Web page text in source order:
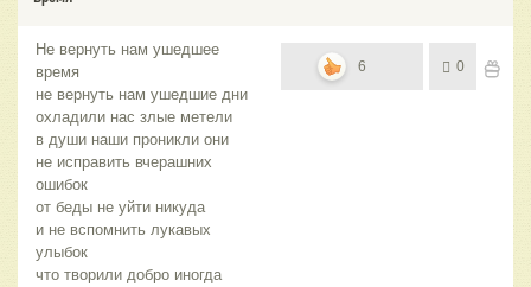
Не вернуть нам ушедшее
время
не вернуть нам ушедшие дни
охладили нас злые метели
в души наши проникли они
не исправить вчерашних
ошибок
от беды не уйти никуда
и не вспомнить лукавых
улыбок
что творили добро иногда
6 0